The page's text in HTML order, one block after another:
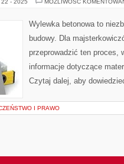
22 - 2025 MOŻLIWOŚĆ
Wylewka betonowa to
budowy. Dla
przeprowadzić ten proces,
informacje dotyczące
Czytaj dalej, aby
I PRAWO